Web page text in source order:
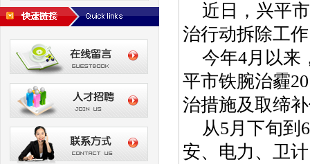
近日，兴平
治行动拆除工
今年4月以来
平市铁腕治霾
治措施及取缔
从5月下旬到
安、电力、卫